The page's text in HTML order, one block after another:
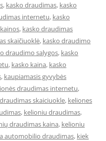
, kasko draudimas, kasko
internetu, kasko
, kasko draudimas
skaičiuoklė, kasko draudimo
draudimo salygos, kasko
, kasko kaina, kasko
, kaupiamasis gyvybės
draudimas internetu,
skaiciuokle, keliones
, kelioniu draudimas,
draudimas kaina, kelioniu
automobilio draudimas, kiek